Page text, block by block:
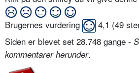
Brugernes vurdering 4,1 (49
Siden er blevet set 28.748 gange -
kommentarer herunder.